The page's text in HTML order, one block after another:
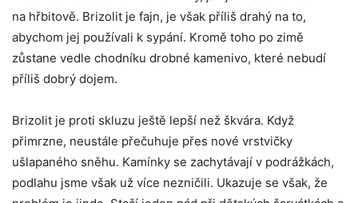
na hřbitově. Brizolit je fajn, je však příliš drahý na to,
abychom jej používali k sypání. Kromě toho po zimě
zůstane vedle chodníku drobné kamenivo, které nebudí
příliš dobrý dojem.
Brizolit je proti skluzu ještě lepší než škvára. Když
přimrzne, neustále přečuhuje přes nové vrstvičky
ušlapaného sněhu. Kamínky se zachytávají v podrážkách,
podlahu jsme však už více nezničili. Ukazuje se však, že